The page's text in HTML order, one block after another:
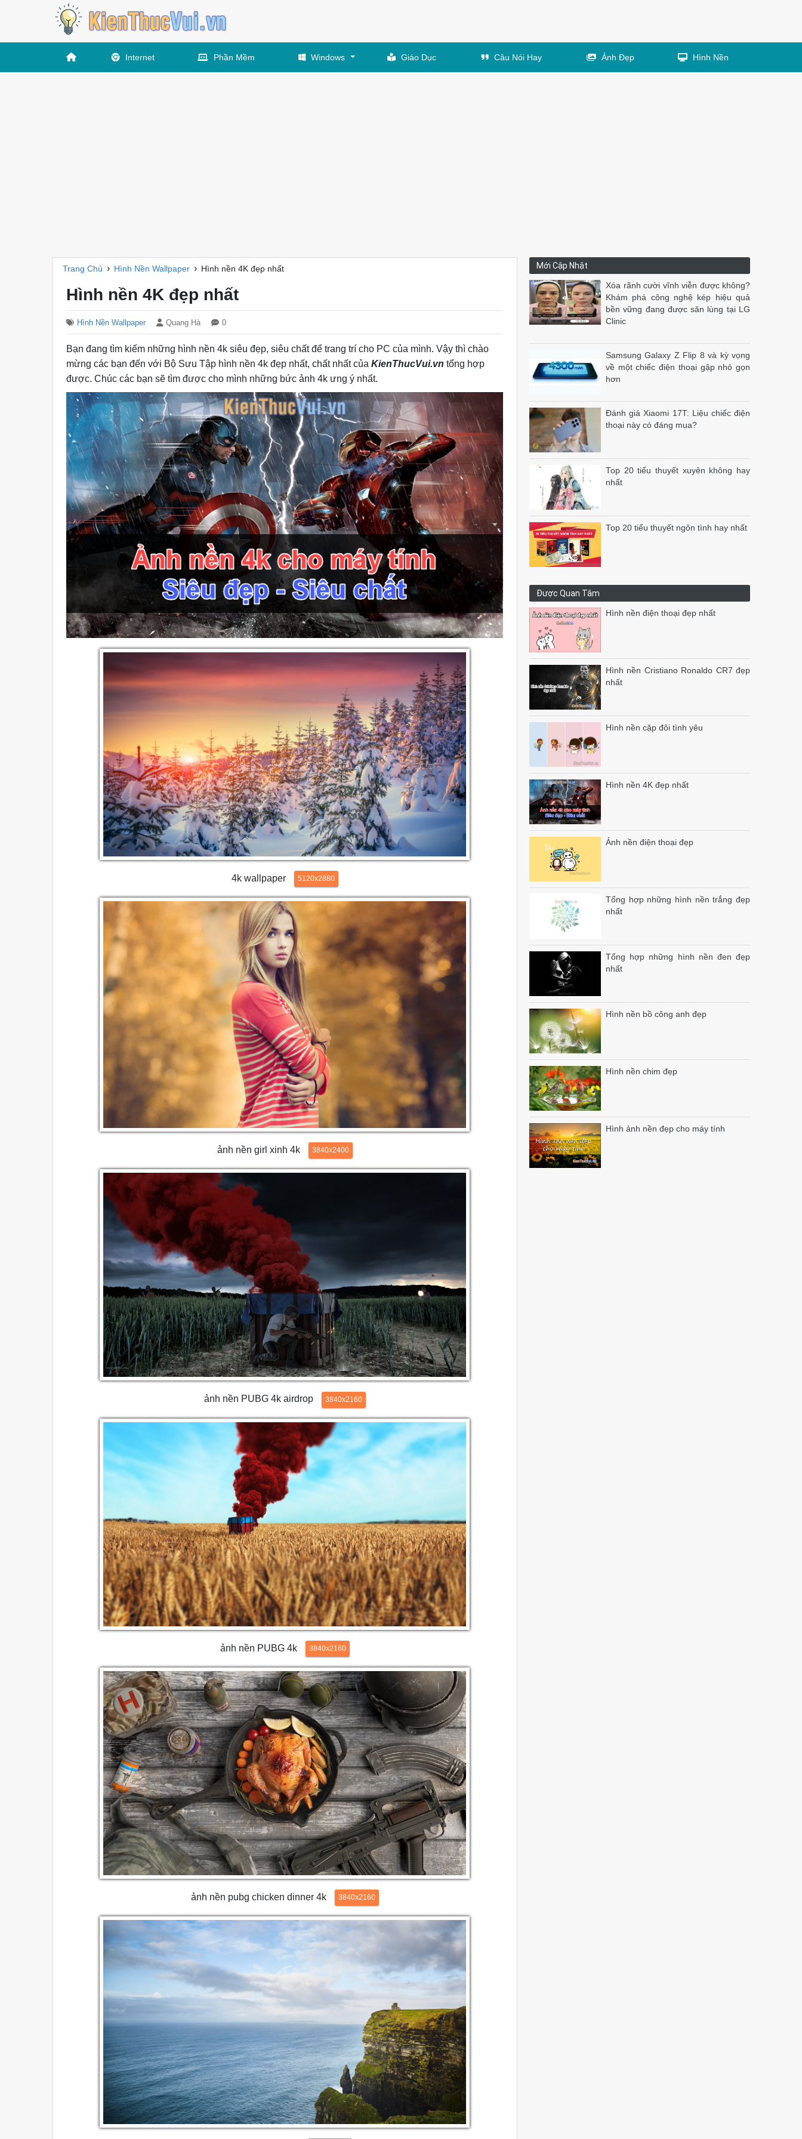
Internet Phần Mềm Windows Giáo Dục Câu Nói Hay Ảnh Đẹp Hình Nền
Trang Chủ › Hình Nền Wallpaper › Hình nền 4K đẹp nhất
Hình nền 4K đẹp nhất
Hình Nền Wallpaper Quang Hà 0
Bạn đang tìm kiếm những hình nền 4k siêu đẹp, siêu chất để trang trí cho PC của mình. Vậy thì chào
mừng các bạn đến với Bộ Sưu Tập hình nền 4k đẹp nhất, chất nhất củaKienThucVui.vn tổng hợp
được. Chúc các bạn sẽ tìm được cho mình những bức ảnh 4k ưng ý nhất.
4k wallpaper 5120x2880
ảnh nền girl xinh 4k 3840x2400
ảnh nền PUBG 4k airdrop 3840x2160
ảnh nền PUBG 4k 3840x2160
ảnh nền pubg chicken dinner 4k 3840x2160
Mới Cập Nhật
Xóa rãnh cười vĩnh viễn được không?
Khám phá công nghệ kép hiệu quả
bền vững đang được săn lùng tại LG
Clinic
Samsung Galaxy Z Flip 8 và kỳ vọng
về một chiếc điện thoại gập nhỏ gọn
hơn
Đánh giá Xiaomi 17T: Liệu chiếc điện
thoại này có đáng mua?
Top 20 tiểu thuyết xuyên không hay
nhất
Top 20 tiểu thuyết ngôn tình hay nhất
Được Quan Tâm
Hình nền điện thoại đẹp nhất
Hình nền Cristiano Ronaldo CR7 đẹp
nhất
Hình nền cặp đôi tình yêu
Hình nền 4K đẹp nhất
Ảnh nền điện thoại đẹp
Tổng hợp những hình nền trắng đẹp
nhất
Tổng hợp những hình nền đen đẹp
nhất
Hình nền bồ công anh đẹp
Hình nền chim đẹp
Hình ảnh nền đẹp cho máy tính